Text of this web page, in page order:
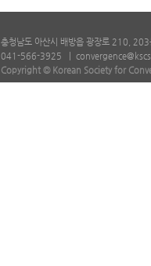
충청남도 아산시 배방읍 광장로 210,
041-566-3925 |
Copyright © Korean Society for